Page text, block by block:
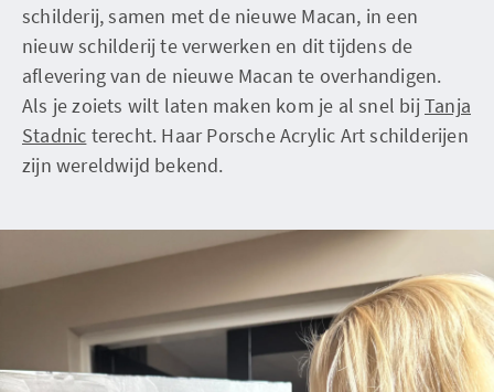
schilderij, samen met de nieuwe Macan, in een
nieuw schilderij te verwerken en dit tijdens de
aflevering van de nieuwe Macan te overhandigen.
Als je zoiets wilt laten maken kom je al snel bijTanja
Stadnic terecht. Haar Porsche Acrylic Art schilderijen
zijn wereldwijd bekend.